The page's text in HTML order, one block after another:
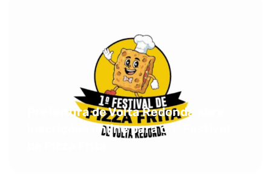
Prefeitura de Volta Redonda abre
inscrições online para o 1º Festival